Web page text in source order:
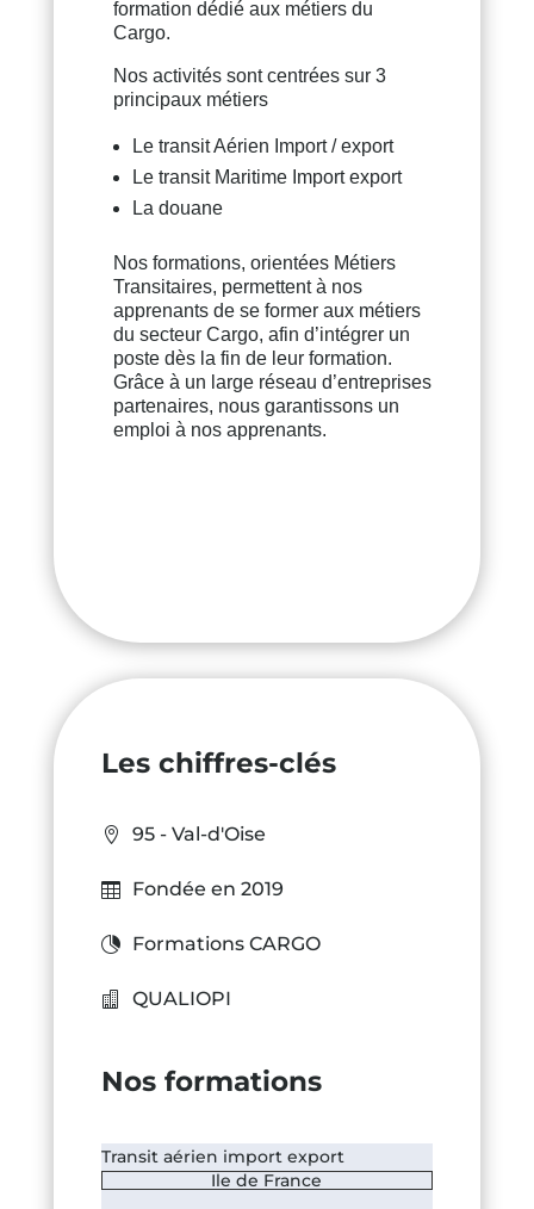
formation dédié aux métiers du
Cargo.
Nos activités sont centrées sur 3
principaux métiers
Le transit Aérien Import / export
Le transit Maritime Import export
La douane
Nos formations, orientées Métiers
Transitaires, permettent à nos
apprenants de se former aux métiers
du secteur Cargo, afin d’intégrer un
poste dès la fin de leur formation.
Grâce à un large réseau d’entreprises
partenaires, nous garantissons un
emploi à nos apprenants.
Les chiffres-clés
95 - Val-d'Oise
Fondée en 2019
Formations CARGO
QUALIOPI
Nos formations
Transit aérien import export
Ile de France